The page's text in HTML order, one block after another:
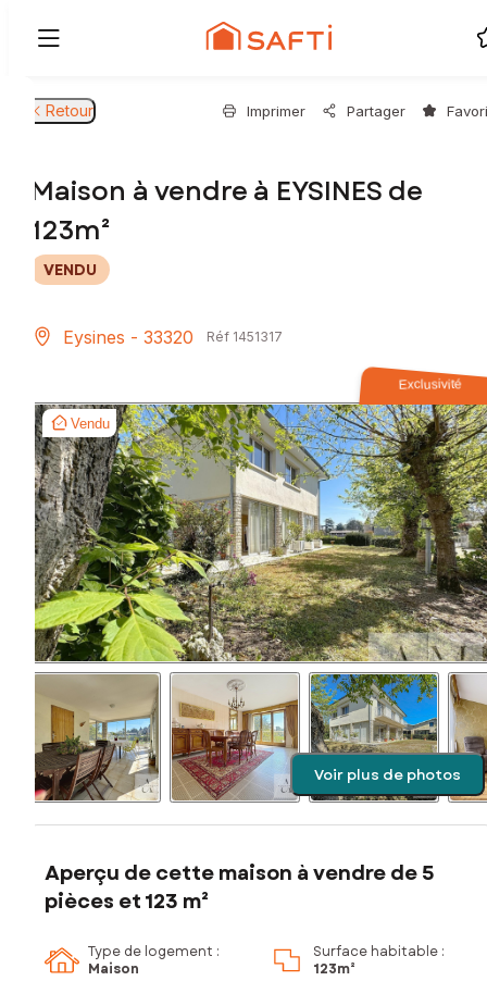
Retour Imprimer Partager
Maison à vendre à EYSINES de
123m²
VENDU
Eysines - 33320 Réf 1451317
Exclusivité
Vendu
Voir plus de photos
Aperçu de cette maison à vendre de 5
pièces et 123 m²
Type de logement :
Maison
Surface habitable :
123m²